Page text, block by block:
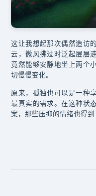
这让我想起那次偶然造访
云，微风拂过时泛起层层
竟然能够安静地坐上两个
切慢慢变化。
原来，孤独也可以是一种
最真实的需求。在这种状
案，那些压抑的情绪也得到